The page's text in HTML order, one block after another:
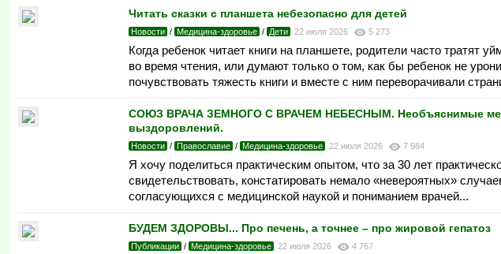
Читать сказки с планшета небезопасно для детей
Новости / Медицина-здоровье / Дети 22 июля 2026 5 273
Когда ребенок читает книги на планшете, родители часто тратят
во время чтения, или думают только о том, как бы ребенок не
почувствовать тяжесть книги и вместе с ним переворачивали
СОЮЗ ВРАЧА ЗЕМНОГО С ВРАЧЕМ НЕБЕСНЫМ. Необъяснимые
выздоровлений.
Новости / Православие / Медицина-здоровье 22 июля 2026 7 984
Я хочу поделиться практическим опытом, что за 30 лет
свидетельствовать, констатировать немало «невероятных»
согласующихся с медицинской наукой и пониманием врачей...
БУДЕМ ЗДОРОВЫ... Про печень, а точнее – про жировой гепатоз
Публикации / Медицина-здоровье 22 июля 2026 4 767